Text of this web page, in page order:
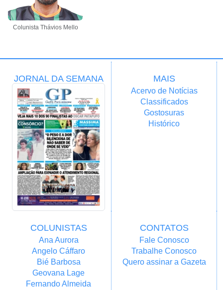
Colunista Thávios Mello
JORNAL DA SEMANA MAIS
Acervo de Notícias
Classificados
Gostosuras
Histórico
COLUNISTAS
Ana Aurora
Angelo Cáffaro
Bié Barbosa
Geovana Lage
Fernando Almeida
CONTATOS
Fale Conosco
Trabalhe Conosco
Quero assinar a Gazeta